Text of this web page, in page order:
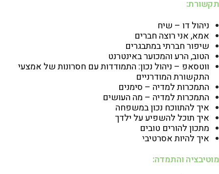
תקשורת:
ניהול דו – שיח
אמא, אני רוצה חברים
שיפור חברתי במתבגרים
הטוב, הרע והמכוער באינטרנט
ווטסאפ – ניהול נכון: התמודדות עם חסרונות של אמצעי
התקשורת המודרניים
התמכרות למדיה – סימנים
התמכרות למדיה – מה העושים
איך להתווכח נכון במשפחה
איך תוכל להשפיע על ילדך
מתכון להורים טובים
איך להיות אסרטיבי
מוטיבציה והתמדה: